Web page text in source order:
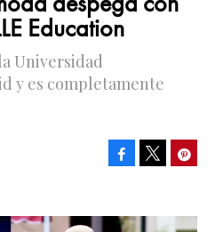
Education
Universidad
y es completamente
Facebook